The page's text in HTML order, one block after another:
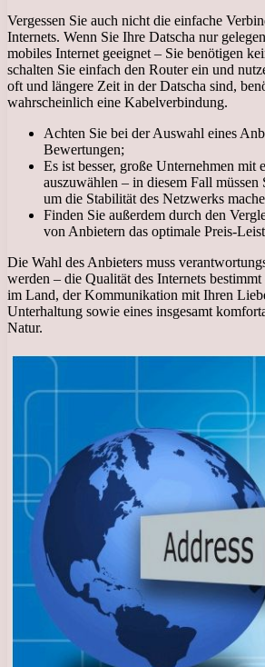
Vergessen Sie auch nicht die einfache
Internets. Wenn Sie Ihre Datscha nur
mobiles Internet geeignet – Sie benötigen
schalten Sie einfach den Router ein und
oft und längere Zeit in der Datscha sind,
wahrscheinlich eine Kabelverbindung.
Achten Sie bei der Auswahl eines
Bewertungen;
Es ist besser, große Unternehmen mit
auszuwählen – in diesem Fall müssen
um die Stabilität des Netzwerks
Finden Sie außerdem durch den
von Anbietern das optimale Preis-
Die Wahl des Anbieters muss
werden – die Qualität des Internets
im Land, der Kommunikation mit Ihren
Unterhaltung sowie eines insgesamt
Natur.